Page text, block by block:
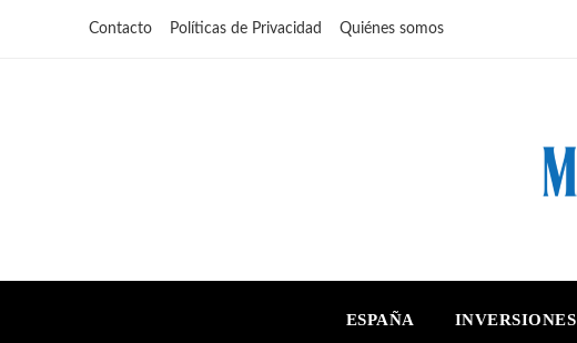
Contacto Políticas de Privacidad Quiénes somos
ESPAÑA INVERSIONES